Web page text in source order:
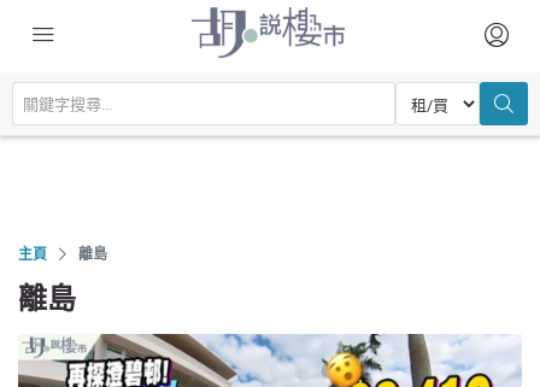
主頁 離島
離島